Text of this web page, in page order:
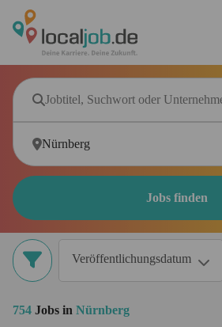
Jobs finden
Veröffentlichungsdatum
754 Jobs in Nürnberg